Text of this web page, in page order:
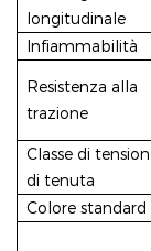
longitudinale
Infiammabilità
Resistenza alla
trazione
Classe di
di tenuta
Colore standard